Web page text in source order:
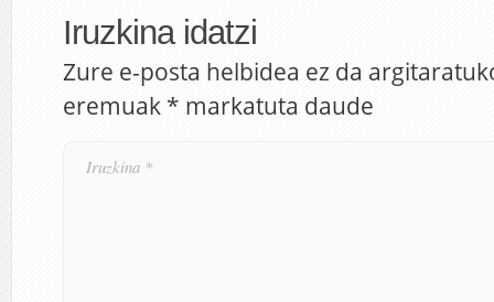
Iruzkina idatzi
Zure e-posta helbidea ez da
eremuak * markatuta daude